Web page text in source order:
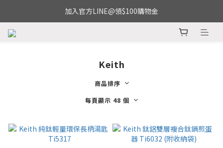
加入官方LINE@領$100購物金
Keith
商品排序
每頁顯示 48 個